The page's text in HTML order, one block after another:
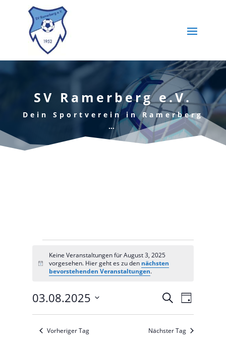
SV Ramerberg e.V.
Dein Sportverein in Ramerberg
…
Veranstaltungen
for
August
3,
2025
Notice
Keine Veranstaltungen für August 3, 2025
vorgesehen. Hier geht es zu den nächsten
bevorstehenden Veranstaltungen.
Suche
Ansichten,
SucheTag
03.08.2025
Vorheriger Tag Nächster Tag